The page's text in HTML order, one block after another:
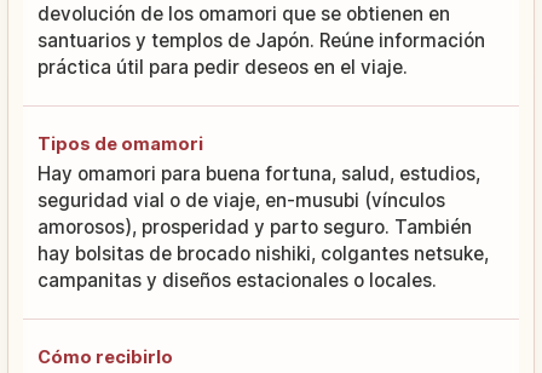
devolución de los omamori que se obtienen en
santuarios y templos de Japón. Reúne información
práctica útil para pedir deseos en el viaje.
Tipos de omamori
Hay omamori para buena fortuna, salud, estudios,
seguridad vial o de viaje, en-musubi (vínculos
amorosos), prosperidad y parto seguro. También
hay bolsitas de brocado nishiki, colgantes netsuke,
campanitas y diseños estacionales o locales.
Cómo recibirlo